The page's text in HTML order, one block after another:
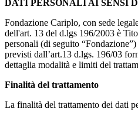
DATI PERSONALI AI SENSI
Fondazione Cariplo, con sede
dell'art. 13 del d.lgs 196/2003 è
personali (di seguito
previsti dall’art.13 d.lgs. 196/03
dettaglia modalità e limiti del
Finalità del trattamento
La finalità del trattamento dei dati